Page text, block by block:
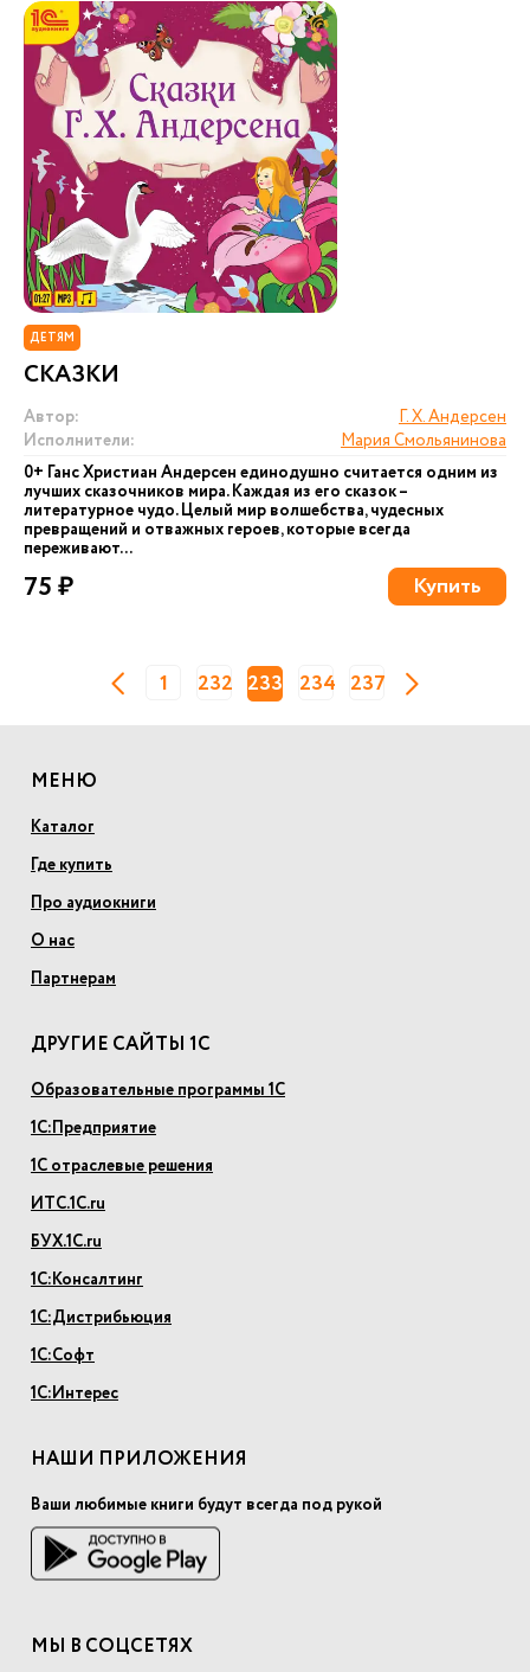
ДЕТЯМ
СКАЗКИ
Автор:
Г. Х. Андерсен
Исполнители:
Мария Смольянинова
0+ Ганс Христиан Андерсен единодушно считается одним из
лучших сказочников мира. Каждая из его сказок –
литературное чудо. Целый мир волшебства, чудесных
превращений и отважных героев, которые всегда
переживают...
75 ₽ Купить
1 232 233 234 237
МЕНЮ
Каталог
Где купить
Про аудиокниги
О нас
Партнерам
ДРУГИЕ САЙТЫ 1С
Образовательные программы 1С
1С:Предприятие
1С отраслевые решения
ИТС.1С.ru
БУХ.1С.ru
1С:Консалтинг
1С:Дистрибьюция
1С:Софт
1С:Интерес
НАШИ ПРИЛОЖЕНИЯ
Ваши любимые книги будут всегда под рукой
МЫ В СОЦСЕТЯХ